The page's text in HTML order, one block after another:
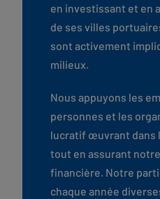
en investissant et en
de ses villes
sont activement
milieux.
Nous appuyons les
personnes et les
lucratif œuvrant dans
tout en assurant
financière. Notre
chaque année